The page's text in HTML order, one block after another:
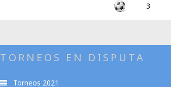
3
TORNEOS EN DISPUTA
Torneos 2021